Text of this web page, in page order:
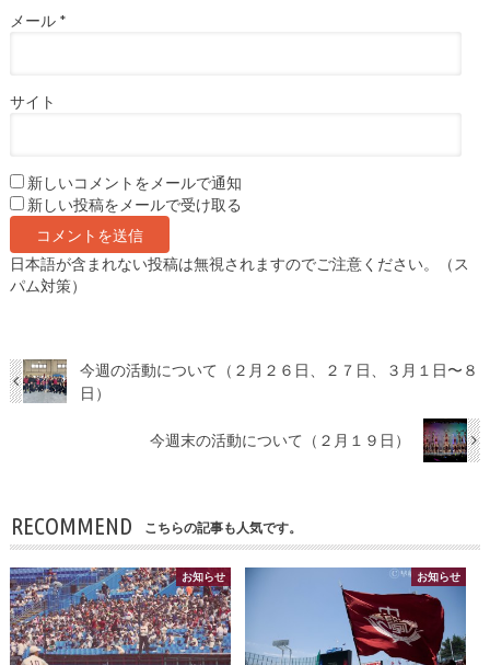
メール *
サイト
新しいコメントをメールで通知
新しい投稿をメールで受け取る
日本語が含まれない投稿は無視されますのでご注意ください。（ス
パム対策）
今週の活動について（２月２６日、２７日、３月１日〜８
日）
今週末の活動について（２月１９日）
RECOMMEND こちらの記事も人気です。
お知らせ お知らせ